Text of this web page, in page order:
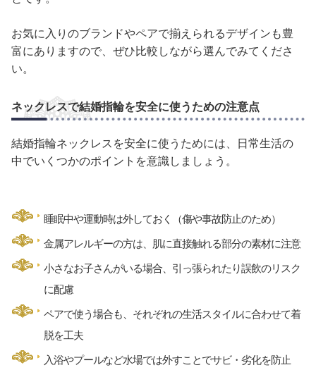
お気に入りのブランドやペアで揃えられるデザインも豊
富にありますので、ぜひ比較しながら選んでみてくださ
い。
ネックレスで結婚指輪を安全に使うための注意点
結婚指輪ネックレスを安全に使うためには、日常生活の
中でいくつかのポイントを意識しましょう。
睡眠中や運動時は外しておく（傷や事故防止のため）
金属アレルギーの方は、肌に直接触れる部分の素材に注意
小さなお子さんがいる場合、引っ張られたり誤飲のリスク
に配慮
ペアで使う場合も、それぞれの生活スタイルに合わせて着
脱を工夫
入浴やプールなど水場では外すことでサビ・劣化を防止